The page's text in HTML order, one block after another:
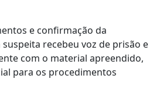
e confirmação da
recebeu voz de prisão e
com o material apreendido,
para os procedimentos